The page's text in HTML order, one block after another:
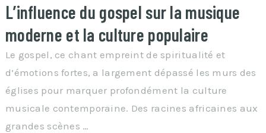
L’influence du gospel sur la musique
moderne et la culture populaire
Le gospel, ce chant empreint de spiritualité et
d’émotions fortes, a largement dépassé les murs des
églises pour marquer profondément la culture
musicale contemporaine. Des racines africaines aux
grandes scènes …